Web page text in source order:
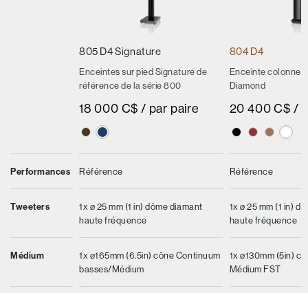
Performances
Tweeters
Médium
805 D4 Signature
Enceintes sur pied Signature de
référence de la série 800
18 000 C$ / par paire
Référence
1x ø 25 mm (1 in) dôme diamant
haute fréquence
1x ø165mm (6.5in) cône Continuum
basses/Médium
804 D4
Enceinte colonne
Diamond
20 400 C$ /
Référence
1x ø 25 mm (1 in)
haute fréquence
1x ø130mm (5in)
Médium FST